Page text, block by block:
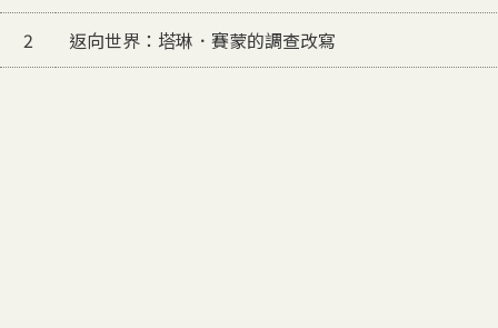
2 返向世界：塔琳．賽蒙的調查改寫